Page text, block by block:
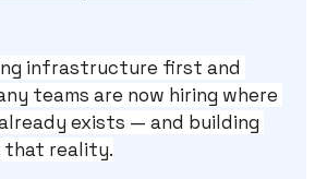
infrastructure first and
teams are now hiring where
exists — and building
that reality.